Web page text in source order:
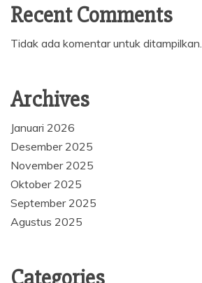
Recent Comments
Tidak ada komentar untuk ditampilkan.
Archives
Januari 2026
Desember 2025
November 2025
Oktober 2025
September 2025
Agustus 2025